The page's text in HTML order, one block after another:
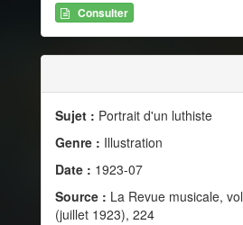
Consulter
Sujet : Portrait d'un luthiste
Genre : Illustration
Date : 1923-07
Source : La Revue musicale,
(juillet 1923), 224